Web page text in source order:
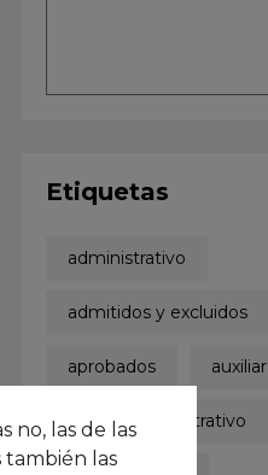
Etiquetas
administrativo
admitidos y excluidos
aprobados auxiliar
auxiliar administrativo
no, las de las
también las